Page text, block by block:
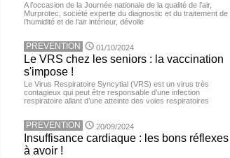
A l’occasion de la Journée nationale de la qualité de l’air,
Murprotec, société experte du diagnostic et du traitement de
l’humidité et de l’air intérieur, dévoile
PREVENTION 01/10/2024
Le VRS chez les seniors : la vaccination
s'impose !
Le Virus Respiratoire Syncytial (VRS) est un virus très
contagieux qui peut être responsable d’une infection
respiratoire allant d’une atteinte des voies respiratoires
PREVENTION 20/09/2024
Insuffisance cardiaque : les bons réflexes
à avoir !